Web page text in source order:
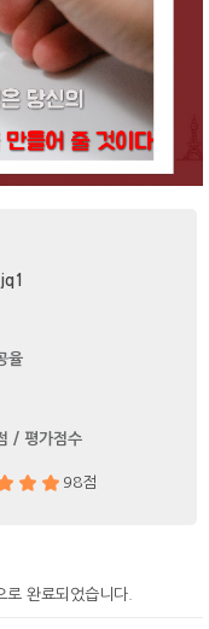
율
/ 평가점수
98점
완료되었습니다.